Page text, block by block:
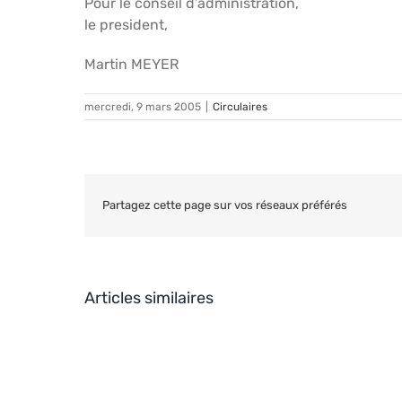
le president,
Martin MEYER
mercredi, 9 mars 2005 Circulaires
Partagez cette page sur vos réseaux préférés
Articles similaires